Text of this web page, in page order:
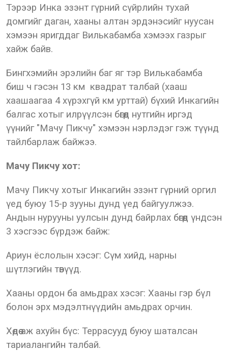
Тэрээр Инка эзэнт гүрний сүйрлийн тухай
домгийг даган, хааны алтан эрдэнэсийг нуусан
хэмээн яригддаг Вилькабамба хэмээх газрыг
хайж байв.
Бингхэмийн эрэлийн баг яг тэр Вилькабамба
биш ч гэсэн 13 км квадрат талбай (хааш
хаашаагаа 4 хүрэхгүй км урттай) бүхий Инкагийн
балгас хотыг илрүүлсэн бөгөөд нутгийн иргэд
үүнийг "Мачу Пикчу" хэмээн нэрлэдэг гэж түүнд
тайлбарлаж байжээ.
Мачу Пикчу хот:
Мачу Пикчу хотыг Инкагийн эзэнт гүрний оргил
үед буюу 15-р зууны дунд үед байгуулжээ.
Андын нурууны уулсын дунд байрлах бөгөөд үндсэн
3 хэсгээс бүрдэж байж:
Ариун ёслолын хэсэг: Сүм хийд, нарны
шүтлэгийн төвүүд.
Хааны ордон ба амьдрах хэсэг: Хааны гэр бүл
болон эрх мэдэлтнүүдийн амьдрах орчин.
Хөдөө аж ахуйн бүс: Террасууд буюу шаталсан
тариалангийн талбай.